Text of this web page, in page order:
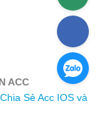
ACC
Sẻ Acc IOS và